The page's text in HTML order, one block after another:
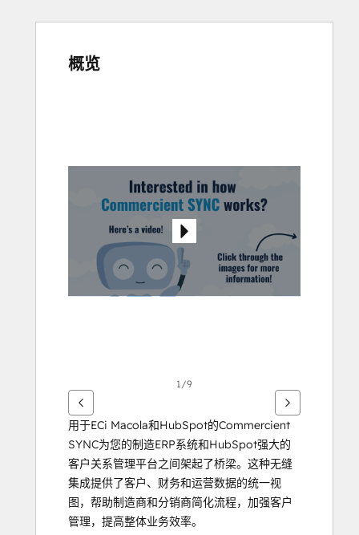
概览
1/9
用于ECi Macola和HubSpot的Commercient
SYNC为您的制造ERP系统和HubSpot强大的
客户关系管理平台之间架起了桥梁。这种无缝
集成提供了客户、财务和运营数据的统一视
图，帮助制造商和分销商简化流程，加强客户
管理，提高整体业务效率。